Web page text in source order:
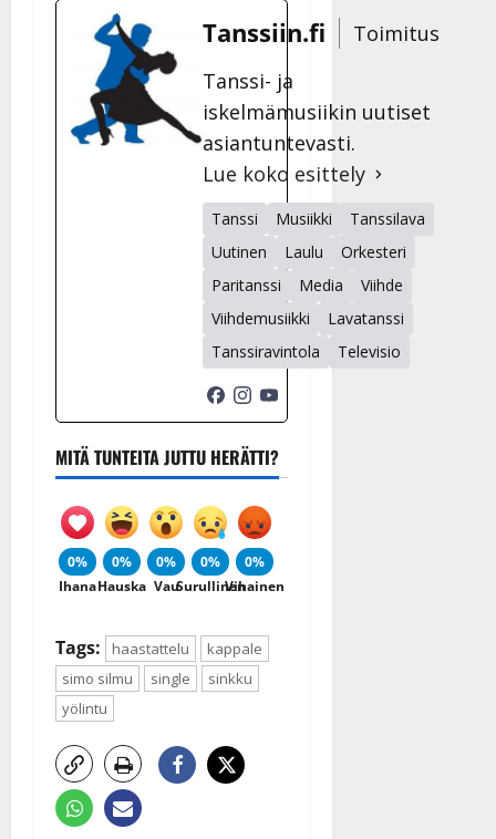
Tanssiin.fi
Toimitus
Tanssi- ja
iskelmämusiikin uutiset
asiantuntevasti.
Lue koko esittely
Tanssi Musiikki
Tanssilava
Uutinen
Laulu
Orkesteri
Paritanssi
Media
Viihde
Viihdemusiikki
Lavatanssi
Tanssiravintola
Televisio
MITÄ TUNTEITA JUTTU HERÄTTI?
0%
Ihana
0%
Hauska
0%
Vau
0%
Surullinen
0%
Vihainen
Tags: haastattelu
kappale
simo silmu
single
sinkku
yölintu